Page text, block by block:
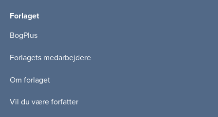
Forlaget
BogPlus
Forlagets medarbejdere
Om forlaget
Vil du være forfatter